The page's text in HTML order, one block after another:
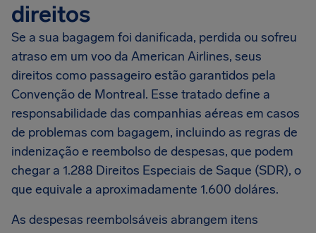
direitos
Se a sua bagagem foi danificada, perdida ou sofreu
atraso em um voo da American Airlines, seus
direitos como passageiro estão garantidos pela
Convenção de Montreal. Esse tratado define a
responsabilidade das companhias aéreas em casos
de problemas com bagagem, incluindo as regras de
indenização e reembolso de despesas, que podem
chegar a 1.288 Direitos Especiais de Saque (SDR), o
que equivale a aproximadamente 1.600 doláres.
As despesas reembolsáveis abrangem itens